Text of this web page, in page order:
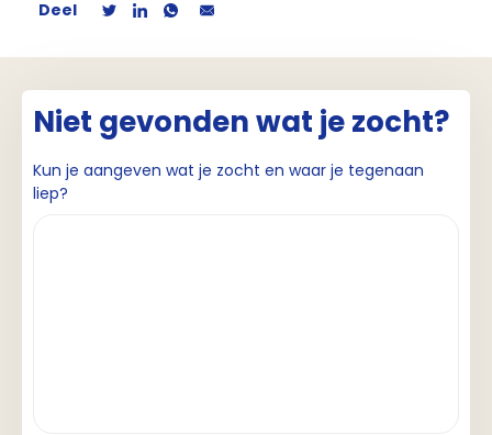
Deel
Niet gevonden wat je zocht?
Kun je aangeven wat je zocht en waar je tegenaan
liep?